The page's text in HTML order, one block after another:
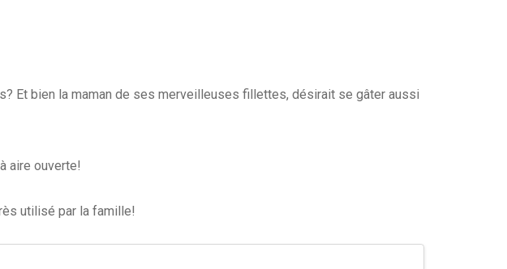
Et bien la maman de ses merveilleuses fillettes, désirait se gâter aussi
aire ouverte!
utilisé par la famille!